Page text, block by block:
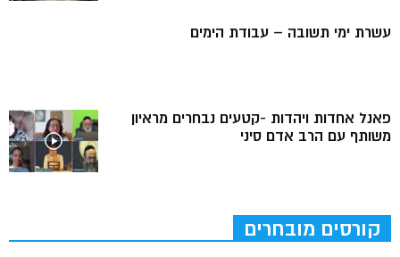
עשרת ימי תשובה – עבודת הימים
פאנל אחדות ויהדות -קטעים נבחרים מראיון
משותף עם הרב אדם סיני
קורסים מובחרים